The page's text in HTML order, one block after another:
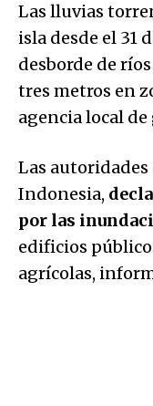
Las lluvias
isla desde el 31
desborde de
tres metros en
agencia local
Las autoridades
Indonesia,
por las
edificios
agrícolas,